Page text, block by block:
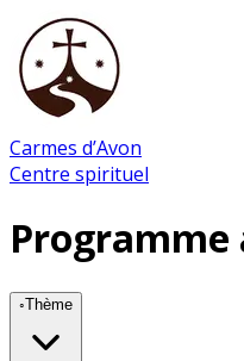
Carmes d’Avon
Centre spirituel
Programme
◦Thème